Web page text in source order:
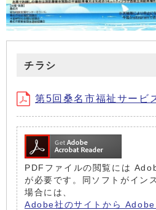
チラシ
第5回桑名市福祉サービ
PDFファイルの閲覧には
が必要です。同ソフトがイン
場合には、
Adobe社のサイトから